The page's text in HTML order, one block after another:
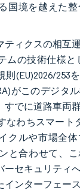
国境を越えた
ティクスの相互
ムの技術仕様と
則(EU)2026/253
がこのデジタ
すでに道路車両
なわちスマート
クルや市場全
と合わせて、
ーセキュリティ
インターフェー